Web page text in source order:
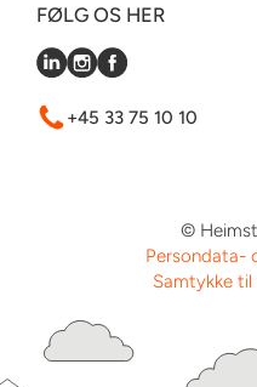
FØLG OS HER
+45 33 75 10 10
©
Persondata-
Samtykke